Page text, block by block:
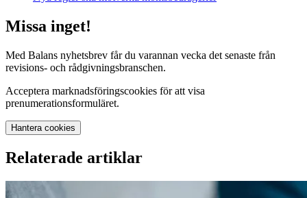
Missa inget!
Med Balans nyhetsbrev får du varannan vecka det senaste från
revisions- och rådgivningsbranschen.
Acceptera marknadsföringscookies för att visa
prenumerationsformuläret.
Hantera cookies
Relaterade artiklar